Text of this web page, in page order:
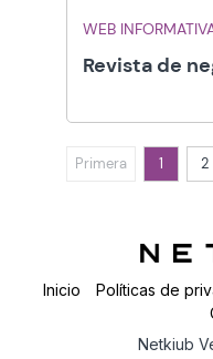
WEB
Revista de
Primera 1 2
Inicio Políticas de
Netkiub